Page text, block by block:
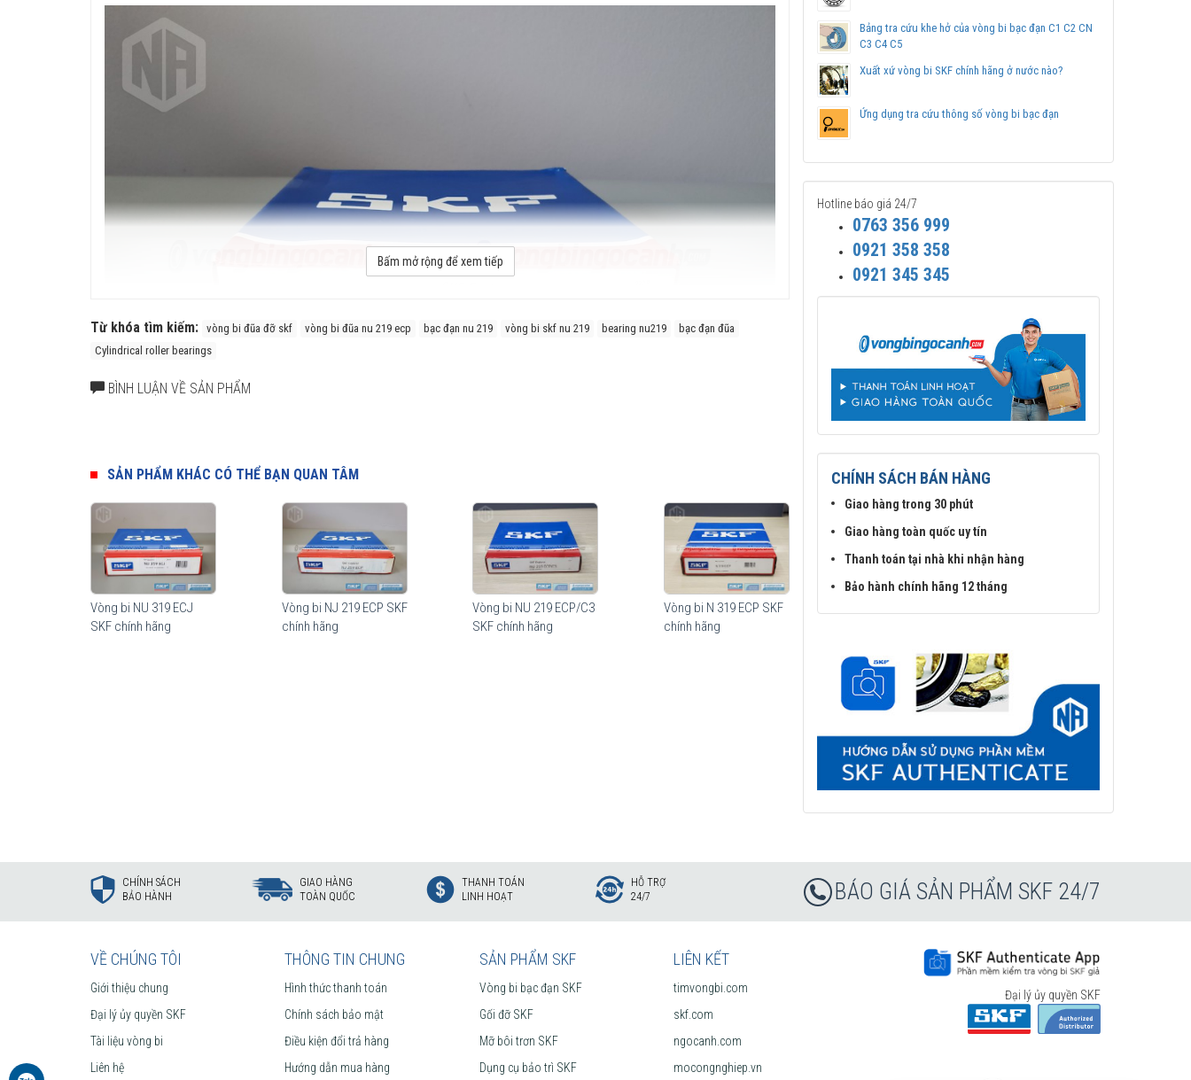
Vòng bi SKF NU 219 ECP có cấu tạo vòng cách bằng Polyamide (ECP) với ưu điểm là Nhẹ, Đàn hồi cao, chịu ma sát trượt tốt, khả
năng giữ mỡ cao.
Ưu điểm của vòng bi đũa đỡ SKF
Thành phần quan trọng nhất của vòng bi đũa đỡ SKF là các con lăn hình trụ. Biên dạng hình học của con lăn dạng logarithmic giúp
phân bổ tải trọng một cách tối ưu trên toàn bộ vùng tiếp xúc trong vòng bi. Độ nhẵn bề mặt của con lăn tối đa khả năng hình thành
Bấm mở rộng để xem tiếp
Từ khóa tìm kiếm: vòng bi đũa đỡ skf vòng bi đũa nu 219 ecp bạc đạn nu 219 vòng bi skf nu 219 bearing nu219
bạc đạn đũa
Cylindrical roller bearings
BÌNH LUẬN VỀ SẢN PHẨM
SẢN PHẨM KHÁC CÓ THỂ BẠN QUAN TÂM
Vòng bi NU 319 ECJ
SKF chính hãng
Vòng bi NJ 219 ECP SKF
chính hãng
Vòng bi NU 219 ECP/C3
SKF chính hãng
Vòng bi N 319 ECP SKF
chính hãng
Bảng tra cứu khe hở của vòng bi bạc đạn C1 C2 CN
C3 C4 C5
Xuất xứ vòng bi SKF chính hãng ở nước nào?
Ứng dụng tra cứu thông số vòng bi bạc đạn
Hotline báo giá 24/7
0763 356 999
0921 358 358
0921 345 345
CHÍNH SÁCH BÁN HÀNG
Giao hàng trong 30 phút
Giao hàng toàn quốc uy tín
Thanh toán tại nhà khi nhận hàng
Bảo hành chính hãng 12 tháng
CHÍNH SÁCH
BẢO HÀNH
GIAO HÀNG
TOÀN QUỐC
THANH TOÁN
LINH HOẠT
HỖ TRỢ
24/7
BÁO GIÁ SẢN PHẨM SKF 24/7
VỀ CHÚNG TÔI
Giới thiệu chung
Đại lý ủy quyền SKF
Tài liệu vòng bi
Liên hệ
THÔNG TIN CHUNG
Hình thức thanh toán
Chính sách bảo mật
Điều kiện đổi trả hàng
Hướng dẫn mua hàng
SẢN PHẨM SKF
Vòng bi bạc đạn SKF
Gối đỡ SKF
Mỡ bôi trơn SKF
Dụng cụ bảo trì SKF
LIÊN KẾT
timvongbi.com
skf.com
ngocanh.com
mocongnghiep.vn
Đại lý ủy quyền SKF